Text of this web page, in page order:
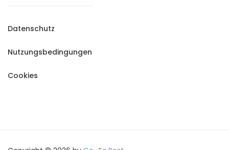
Datenschutz
Nutzungsbedingungen
Cookies